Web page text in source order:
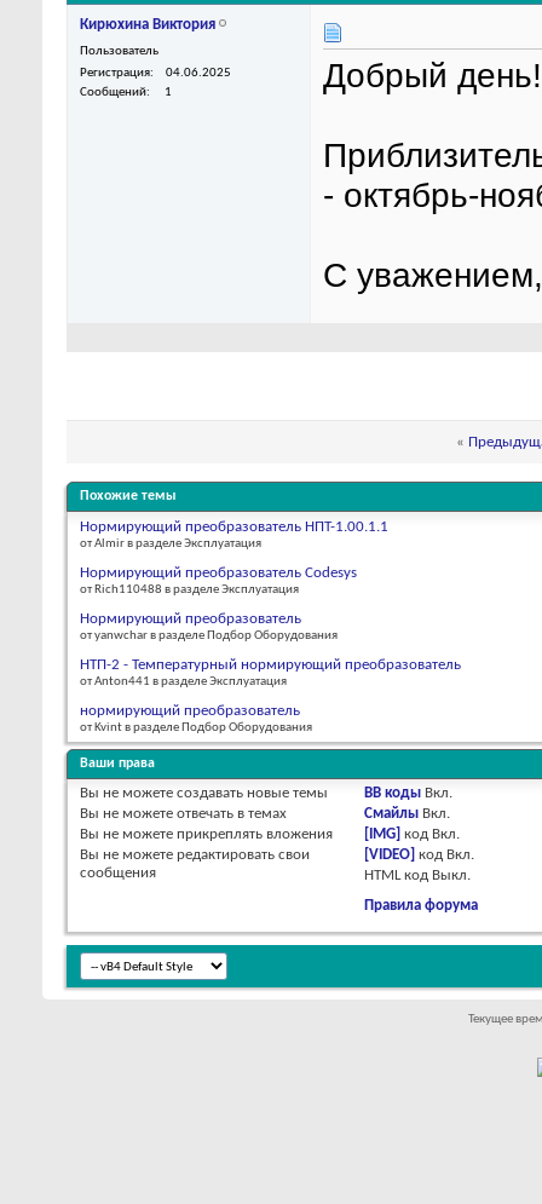
Кирюхина Виктория
Пользователь
Регистрация
04.06.2025
Сообщений
1 Добрый день!
- октябрь-
С
«
Похожие темы
Нормирующий преобразователь НПТ-1.00.1.1
от Almir в разделе Эксплуатация
Нормирующий преобразователь Codesys
от Rich110488 в разделе Эксплуатация
Нормирующий преобразователь
от yanwchar в разделе Подбор Оборудования
НТП-2 - Температурный нормирующий преобразователь
от Anton441 в разделе Эксплуатация
нормирующий преобразователь
от Kvint в разделе Подбор Оборудования
Ваши права
Вы не можете создавать новые темы
Вы не можете отвечать в темах
Вы не можете прикреплять вложения
Вы не можете редактировать свои
сообщения
BB коды Вкл.
Смайлы Вкл.
[IMG] код Вкл.
[VIDEO] код Вкл.
HTML код Выкл.
Правила форума
Текущее